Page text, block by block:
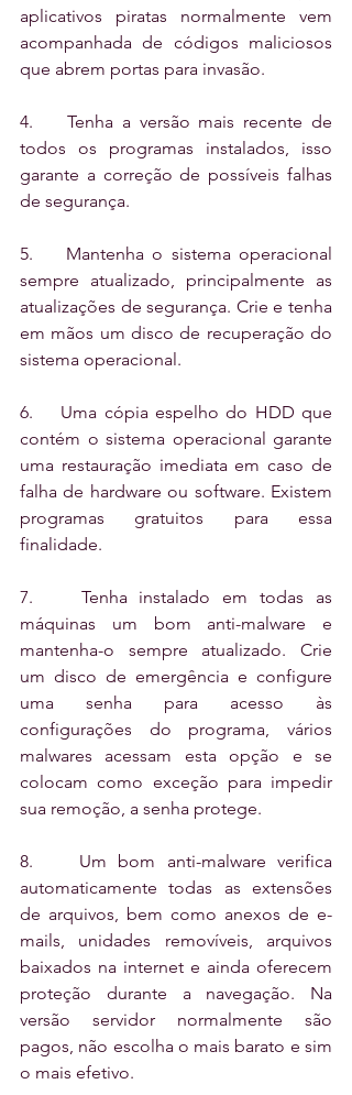
aplicativos piratas normalmente vem
acompanhada de códigos maliciosos
que abrem portas para invasão.
4.    Tenha a versão mais recente de
todos os programas instalados, isso
garante a correção de possíveis falhas
de segurança.
5.    Mantenha o sistema operacional
sempre atualizado, principalmente as
atualizações de segurança. Crie e tenha
em mãos um disco de recuperação do
sistema operacional.
6.    Uma cópia espelho do HDD que
contém o sistema operacional garante
uma restauração imediata em caso de
falha de hardware ou software. Existem
programas gratuitos para essa
finalidade.
7.    Tenha instalado em todas as
máquinas um bom anti-malware e
mantenha-o sempre atualizado. Crie
um disco de emergência e configure
uma senha para acesso às
configurações do programa, vários
malwares acessam esta opção e se
colocam como exceção para impedir
sua remoção, a senha protege.
8.    Um bom anti-malware verifica
automaticamente todas as extensões
de arquivos, bem como anexos de e-
mails, unidades removíveis, arquivos
baixados na internet e ainda oferecem
proteção durante a navegação. Na
versão servidor normalmente são
pagos, não escolha o mais barato e sim
o mais efetivo.